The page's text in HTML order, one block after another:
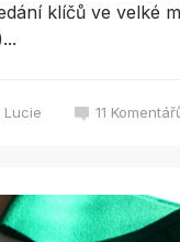
klíčů ve velké
Lucie 11